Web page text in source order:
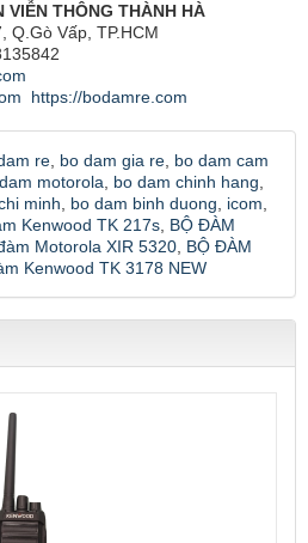
VIỄN THÔNG THÀNH HÀ
Q.Gò Vấp, TP.HCM
https://bodamre.com
re bo dam gia re bo dam cam
motorola bo dam chinh hang
minh bo dam binh duong icom
Kenwood TK 217s BỘ ĐÀM
Motorola XIR 5320 BỘ ĐÀM
Kenwood TK 3178 NEW